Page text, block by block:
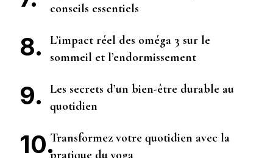
conseils essentiels
L’impact réel des oméga 3 sur le
sommeil et l’endormissement
Les secrets d’un bien-être durable au
quotidien
Transformez votre quotidien avec la
pratique du yoga